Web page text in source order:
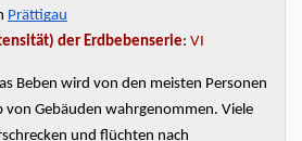
Prättigau
der Erdbebenserie: VI
Beben wird von den meisten Personen
von Gebäuden wahrgenommen. Viele
und flüchten nach